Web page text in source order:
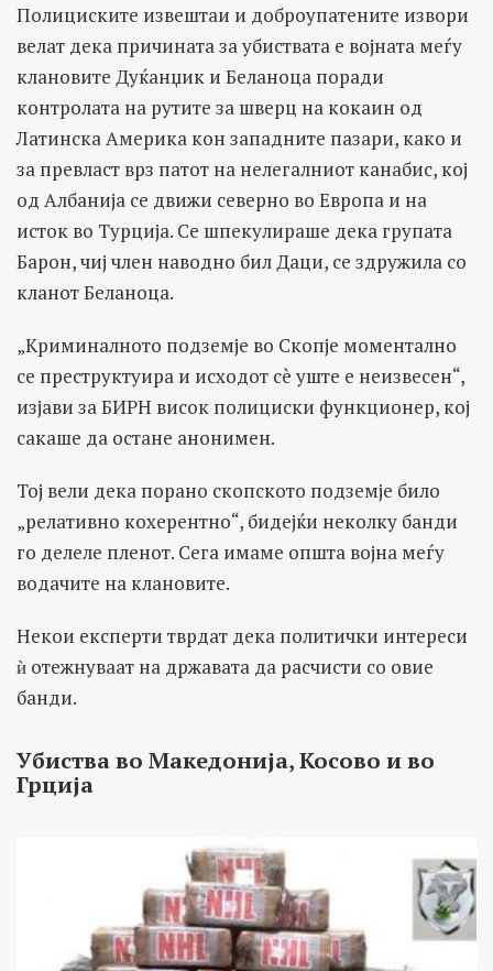
Полициските извештаи и доброупатените извори
велат дека причината за убиствата е војната меѓу
клановите Дуќанџик и Беланоца поради
контролата на рутите за шверц на кокаин од
Латинска Америка кон западните пазари, како и
за превласт врз патот на нелегалниот канабис, кој
од Албанија се движи северно во Европа и на
исток во Турција. Се шпекулираше дека групата
Барон, чиј член наводно бил Даци, се здружила со
кланот Беланоца.
„Криминалното подземје во Скопје моментално
се преструктуира и исходот сè уште е неизвесен“,
изјави за БИРН висок полициски функционер, кој
сакаше да остане анонимен.
Тој вели дека порано скопското подземје било
„релативно кохерентно“, бидејќи неколку банди
го делеле пленот. Сега имаме општа војна меѓу
водачите на клановите.
Некои експерти тврдат дека политички интереси
ѝ отежнуваат на државата да расчисти со овие
банди.
Убиства во Македонија, Косово и во
Грција